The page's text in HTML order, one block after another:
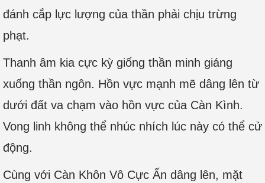
đánh cắp lực lượng của thần phải chịu trừng
phạt.
Thanh âm kia cực kỳ giống thần minh giáng
xuống thần ngôn. Hồn vực mạnh mẽ dâng lên từ
dưới đất va chạm vào hồn vực của Càn Kình.
Vong linh không thể nhúc nhích lúc này có thể cử
động.
Cùng với Càn Khôn Vô Cực Ấn dâng lên, mặt